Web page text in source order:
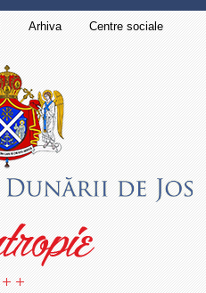
Arhiva
Centre sociale